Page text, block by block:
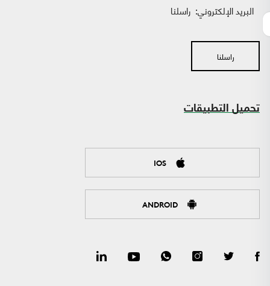
البريد الإلكتروني: راسلنا
راسلنا
تحميل التطبيقات
IOS
ANDROID